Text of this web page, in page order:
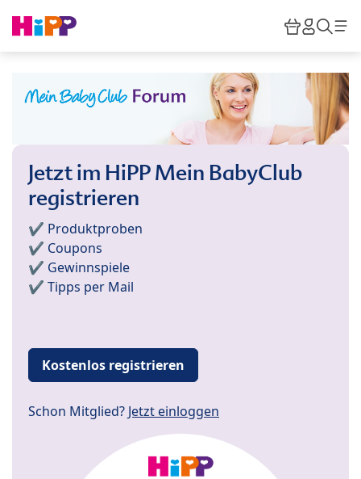
HiPP
Jetzt im HiPP Mein BabyClub
registrieren
✔️ Produktproben
✔️ Coupons
✔️ Gewinnspiele
✔️ Tipps per Mail
Kostenlos registrieren
Schon Mitglied? Jetzt einloggen